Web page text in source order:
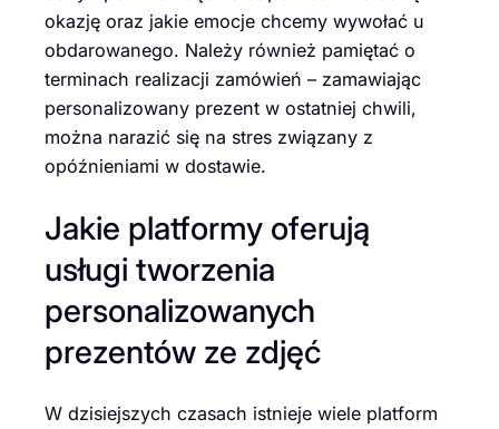
okazję oraz jakie emocje chcemy wywołać u
obdarowanego. Należy również pamiętać o
terminach realizacji zamówień – zamawiając
personalizowany prezent w ostatniej chwili,
można narazić się na stres związany z
opóźnieniami w dostawie.
Jakie platformy oferują
usługi tworzenia
personalizowanych
prezentów ze zdjęć
W dzisiejszych czasach istnieje wiele platform